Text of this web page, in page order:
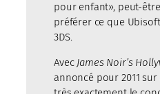
pour enfant», peut-
préférer ce que
3DS.
Avec James Noir’s
annoncé pour 2011